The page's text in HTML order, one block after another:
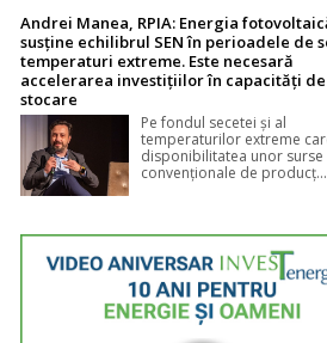
Andrei Manea, RPIA: Energia
susține echilibrul SEN în perioadele de
temperaturi extreme. Este necesară
accelerarea investițiilor în capacități de
stocare
Pe fondul secetei și al
temperaturilor extreme
disponibilitatea unor surse
convenționale de producț...